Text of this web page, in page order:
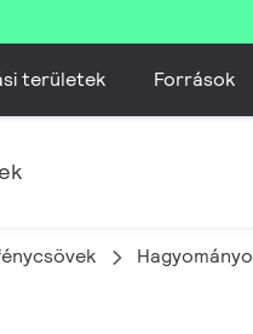
területek Források